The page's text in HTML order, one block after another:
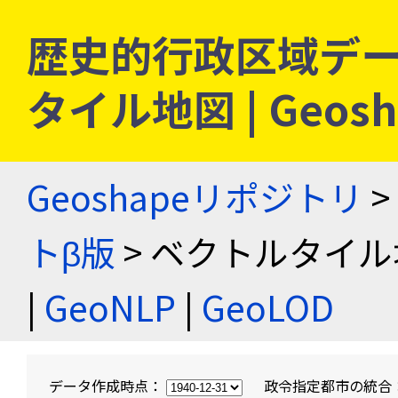
歴史的行政区域デ
タイル地図 |
Geoshapeリポジトリ >
トβ版 > ベクトルタイ
| GeoNLP | GeoLOD
データ作成時点： 政令指定都市の統